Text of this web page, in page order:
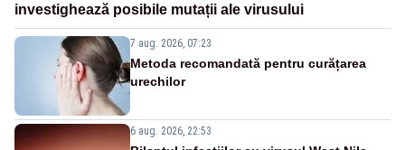
investighează posibile mutații ale virusului
7 aug. 2026, 07:23
Metoda recomandată pentru curățarea
urechilor
6 aug. 2026, 22:53